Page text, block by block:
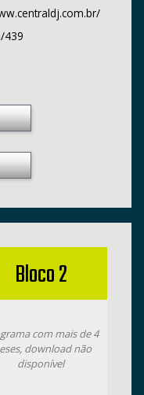
439
Bloco 2
com mais de 4
download não
disponível